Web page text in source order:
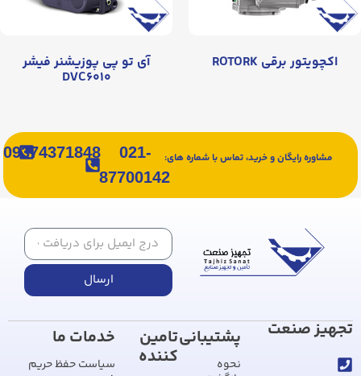
اکچویتور برقی ROTORK آی تو پی پوزیشنر فیشر
DVC۶۰۱۰
مشاوره رایگان و خرید، تماس با شماره های:
021-
87700142
09374371848
ارسال
تجهیز صنعت پشتیبانی
نحوه
تامین
کننده
خدمات ما
سیاست حفظ حریم